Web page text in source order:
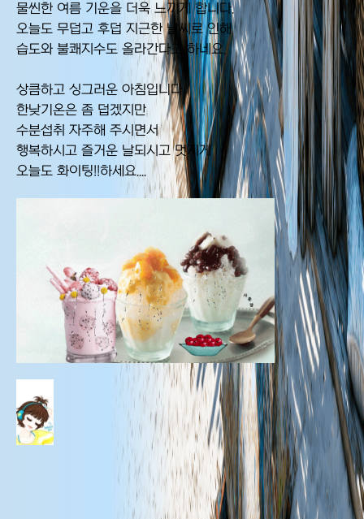
물씬한 여름 기운을 더욱 느끼게 합니다.
오늘도 무덥고 후덥 지근한 날씨로 인해
습도와 불쾌지수도 올라간다고 하네요.
상큼하고 싱그러운 아침입니다
한낮기온은 좀 덥겠지만
수분섭취 자주해 주시면서
행복하시고 즐거운 날되시고 멋지게
오늘도 화이팅!!하세요....